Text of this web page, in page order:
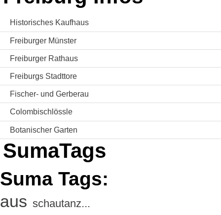
Historisches Kaufhaus
Freiburger Münster
Freiburger Rathaus
Freiburgs Stadttore
Fischer- und Gerberau
Colombischlössle
Botanischer Garten
SumaTags
Suma Tags:
aus schautanz...